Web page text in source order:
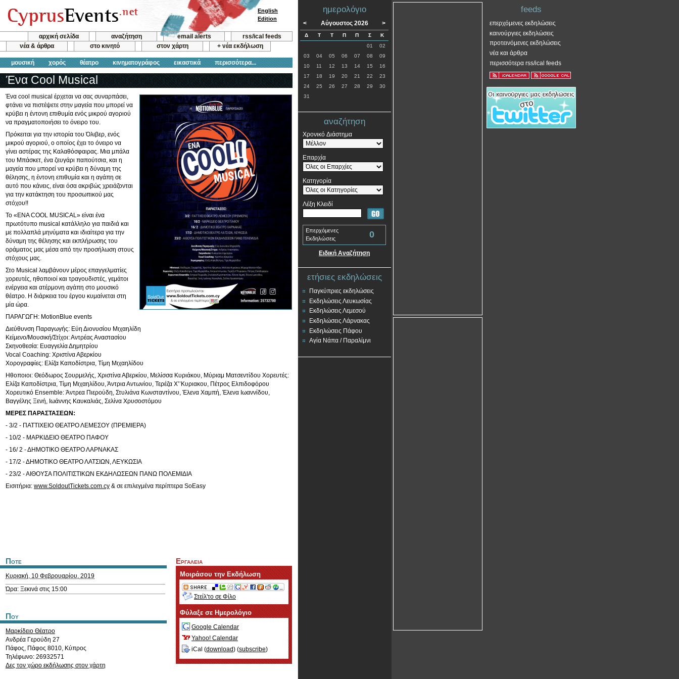
αρχική σελίδα αναζήτηση email alerts
rss/ical feeds
νέα & άρθρα
στο κινητό στον χάρτη + νέα εκδήλωση
μουσική χορός θέατρο κινηματογράφος εικαστικά περισσότερα...
English
Edition
Ένα Cool Musical
Ένα cool musical έρχεται να σας συναρπάσει,
φτάνει να πιστέψετε στην μαγεία που μπορεί να
κρύβει η έντονη επιθυμία ενός μικρού αγοριού
να πραγματοποιήσει το όνειρο του.
Πρόκειται για την ιστορία του Όλιβερ, ενός
μικρού αγοριού, ο οποίος έχει το όνειρο να
γίνει αστέρας της Καλαθόσφαιρας. Μια μπάλα
του Μπάσκετ, ένα ζευγάρι παπούτσια, και η
μαγεία που μπορεί να κρύβει η δύναμη της
θέλησης, η έντονη επιθυμία και η αγάπη σε
αυτό που κάνεις, είναι όσα ακριβώς χρειάζονται
για την κατάκτηση του προσωπικού μας
στόχου!!
Το «ΕΝΑ COOL MUSICAL» είναι ένα
πρωτότυπο musical κατάλληλο για παιδιά και
με πολλαπλά μηνύματα και ιδιαίτερα για την
δύναμη της θέλησης και εκπλήρωσης του
οράματος μας μέσα από την προσήλωση στους
στόχους μας.
Στο Musical λαμβάνουν μέρος επαγγελματίες
χορευτές, ηθοποιοί και τραγουδιστές, γεμάτοι
ενέργεια και ατέρμονη αγάπη στο μουσικό
θέατρο. Η διάρκεια του έργου κυμαίνεται στη
μία ώρα.
ΠΑΡΑΓΩΓΗ: MotionBlue events
Διεύθυνση Παραγωγής: Εύη Διονυσίου Μιχαηλίδη
Κείμενο/Μουσική/Στίχοι: Αντρέας Αναστασίου
Σκηνοθεσία: Ευαγγελία Δημητρίου
Vocal Coaching: Χριστίνα Αβερκίου
Χορογραφίες: Ελίζα Καποδίστρια, Τίμη Μιχαηλίδου
Ηθοποιοι: Θεόδωρος Σουρμελής, Χριστίνα Αβερκίου, Μελίσσα Κυριάκου, Μύριαμ Ματσεντίδου Χορευτές:
Ελίζα Καποδίστρια, Τίμη Μιχαηλίδου, Άντρια Αντωνίου, Τερέζα Χ’’Κυριακου, Πέτρος Ελπιδοφόρου
Χορευτικό Ensemble: Άντρεα Πιερούδη, Στυλιάνα Κωνσταντίνου, Έλενα Χαμπή, Έλενα Ιωαννίδου,
Βαγγέλης Ξενή, Ιωάννης Καυκαλιάς, Σελίνα Χρυσοστόμου
ΜΕΡΕΣ ΠΑΡΑΣΤΑΣΕΩΝ:
- 3/2 - ΠΑΤΤΙΧΕΙΟ ΘΕΑΤΡΟ ΛΕΜΕΣΟΥ (ΠΡΕΜΙΕΡΑ)
- 10/2 - ΜΑΡΚΙΔΕΙΟ ΘΕΑΤΡΟ ΠΑΦΟΥ
- 16/ 2 - ΔΗΜΟΤΙΚΟ ΘΕΑΤΡΟ ΛΑΡΝΑΚΑΣ
- 17/2 - ΔΗΜΟΤΙΚΟ ΘΕΑΤΡΟ ΛΑΤΣΙΩΝ, ΛΕΥΚΩΣΙΑ
- 23/2 - ΑΙΘΟΥΣΑ ΠΟΛΙΤΙΣΤΙΚΩΝ ΕΚΔΗΛΩΣΕΩΝ ΠΑΝΩ ΠΟΛΕΜΙΔΙΑ
Εισιτήρια: www.SoldoutTickets.com.cy & σε επιλεγμένα περίπτερα SoEasy
Ποτε
Κυριακή, 10 Φεβρουαρίου, 2019
Ώρα: Ξεκινά στις 15:00
Που
Μαρκίδειο Θέατρο
Ανδρέα Γερούδη 27
Πάφος, Πάφος 8010, Κύπρος
Τηλέφωνο: 26932571
Δες τον χώρο εκδήλωσης στον χάρτη
Εργαλεια
Μοιράσου την Εκδήλωση
Στείλ'το σε Φίλο
Φύλαξε σε Ημερολόγιο
Google Calendar
Yahoo! Calendar
iCal (download) (subscribe)
ημερολόγιο
< Αύγουστος 2026 >
Δ Τ Τ Π Π Σ
Κ
01
02
03
04 05 06 07 08
09
10
11 12 13 14 15
16
17
18 19 20 21 22
23
24
25 26 27 28 29
30
31
αναζήτηση
Χρονικό Διάστημα
Επαρχία
Κατηγορία
Λέξη Κλειδί
Επερχόμενες
Εκδηλώσεις
0
Ειδική Αναζήτηση
ετήσιες εκδηλώσεις
Παγκύπριες εκδηλώσεις
Εκδηλώσεις Λευκωσίας
Εκδηλώσεις Λεμεσού
Εκδηλώσεις Λάρνακας
Εκδηλώσεις Πάφου
Αγία Νάπα / Παραλίμνι
feeds
επερχόμενες εκδηλώσεις
καινούργιες εκδηλώσεις
προτεινόμενες εκδηλώσεις
νέα και άρθρα
περισσότερα rss/ical feeds